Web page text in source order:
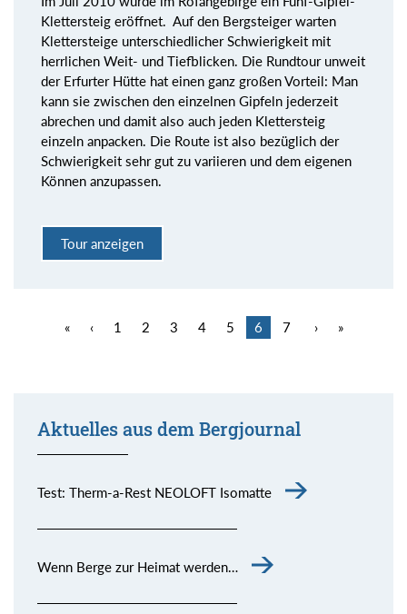
Klettersteig eröffnet. Auf den Bergsteiger warten
Klettersteige unterschiedlicher Schwierigkeit mit
herrlichen Weit- und Tiefblicken. Die Rundtour unweit
der Erfurter Hütte hat einen ganz großen Vorteil: Man
kann sie zwischen den einzelnen Gipfeln jederzeit
abrechen und damit also auch jeden Klettersteig
einzeln anpacken. Die Route ist also bezüglich der
Schwierigkeit sehr gut zu variieren und dem eigenen
Können anzupassen.
Tour anzeigen
« ‹ 1 2 3 4 5 6 7 › »
Aktuelles aus dem Bergjournal
Test: Therm-a-Rest NEOLOFT Isomatte
Wenn Berge zur Heimat werden…